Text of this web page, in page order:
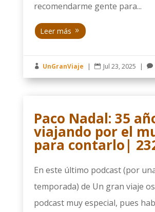
recomendarme gente para...
Leer más
 UnGranViaje |  Jul 23, 2025 | 
Paco Nadal: 35
viajando por el
para contarlo|
En este último podcast (por
temporada) de Un gran viaje
podcast muy especial, pues